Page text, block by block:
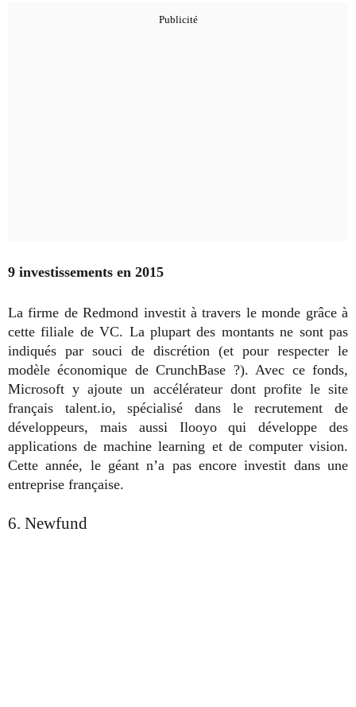
9 investissements en 2015
La firme de Redmond investit à travers le monde grâce à
cette filiale de VC. La plupart des montants ne sont pas
indiqués par souci de discrétion (et pour respecter le
modèle économique de CrunchBase ?). Avec ce fonds,
Microsoft y ajoute un accélérateur dont profite le site
français talent.io, spécialisé dans le recrutement de
développeurs, mais aussi Ilooyo qui développe des
applications de machine learning et de computer vision.
Cette année, le géant n’a pas encore investit dans une
entreprise française.
6. Newfund